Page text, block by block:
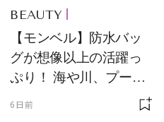
BEAUTY
【モンベル】防水バッ
グが想像以上の活躍っ
ぷり！ 海や川、プール
6日前